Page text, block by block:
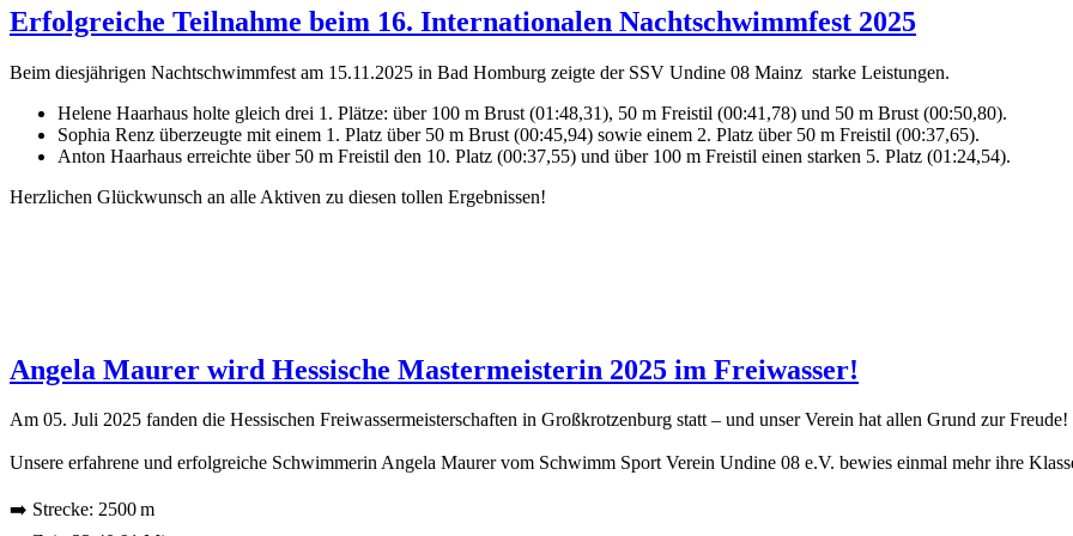
Erfolgreiche Teilnahme beim 16. Internationalen Nachtschwimmfest 2025
Beim diesjährigen Nachtschwimmfest am 15.11.2025 in Bad Homburg zeigte der SSV Undine 08 Mainz starke Leistungen.
Helene Haarhaus holte gleich drei 1. Plätze: über 100 m Brust (01:48,31), 50 m Freistil (00:41,78) und 50 m Brust (00:50,80).
Sophia Renz überzeugte mit einem 1. Platz über 50 m Brust (00:45,94) sowie einem 2. Platz über 50 m Freistil (00:37,65).
Anton Haarhaus erreichte über 50 m Freistil den 10. Platz (00:37,55) und über 100 m Freistil einen starken 5. Platz (01:24,54).
Herzlichen Glückwunsch an alle Aktiven zu diesen tollen Ergebnissen!
Angela Maurer wird Hessische Mastermeisterin 2025 im Freiwasser!
Am 05. Juli 2025 fanden die Hessischen Freiwassermeisterschaften in Großkrotzenburg statt – und unser Verein hat allen Grund zur
Unsere erfahrene und erfolgreiche Schwimmerin Angela Maurer vom Schwimm Sport Verein Undine 08 e.V. bewies einmal mehr ihre
➡️ Strecke: 2500 m